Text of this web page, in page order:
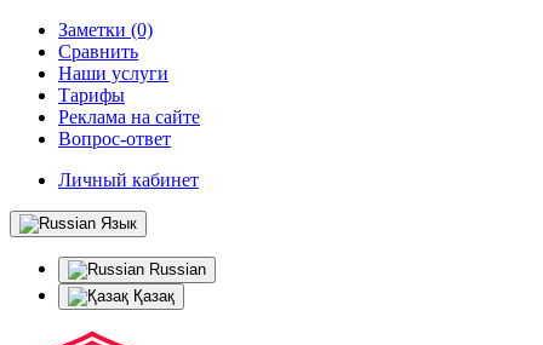
Заметки (0)
Сравнить
Наши услуги
Тарифы
Реклама на сайте
Вопрос-ответ
Личный кабинет
Язык
Russian
Қазақ